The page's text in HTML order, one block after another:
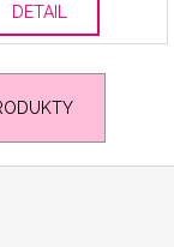
DETAIL